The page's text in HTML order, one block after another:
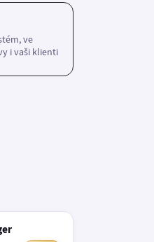
ve
i vaši klienti